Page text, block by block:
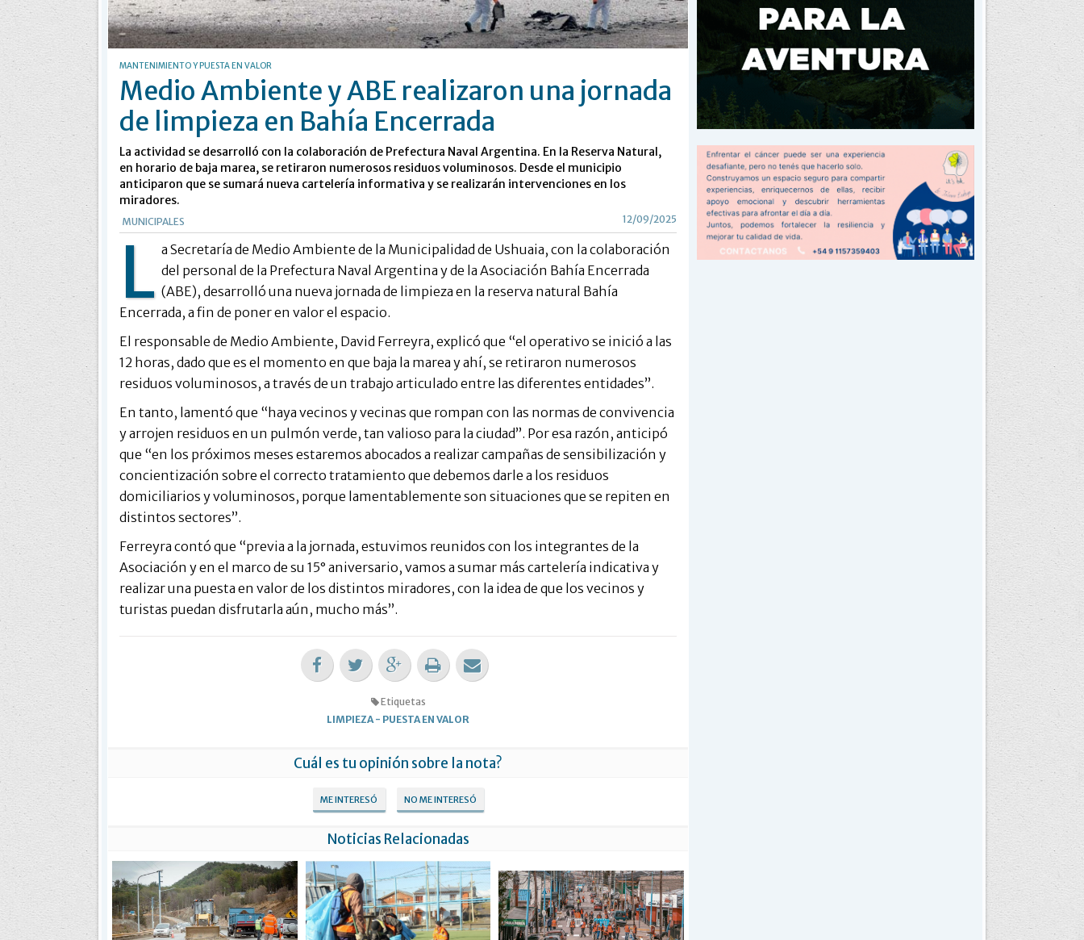
MANTENIMIENTO Y PUESTA EN VALOR
Medio Ambiente y ABE realizaron una jornada
de limpieza en Bahía Encerrada
La actividad se desarrolló con la colaboración de Prefectura Naval Argentina. En la Reserva Natural,
en horario de baja marea, se retiraron numerosos residuos voluminosos. Desde el municipio
anticiparon que se sumará nueva cartelería informativa y se realizarán intervenciones en los
miradores.
MUNICIPALES 12/09/2025
L a Secretaría de Medio Ambiente de la Municipalidad de Ushuaia, con la colaboración
del personal de la Prefectura Naval Argentina y de la Asociación Bahía Encerrada
(ABE), desarrolló una nueva jornada de limpieza en la reserva natural Bahía
Encerrada, a fin de poner en valor el espacio.
El responsable de Medio Ambiente, David Ferreyra, explicó que “el operativo se inició a las
12 horas, dado que es el momento en que baja la marea y ahí, se retiraron numerosos
residuos voluminosos, a través de un trabajo articulado entre las diferentes entidades”.
En tanto, lamentó que “haya vecinos y vecinas que rompan con las normas de convivencia
y arrojen residuos en un pulmón verde, tan valioso para la ciudad”. Por esa razón, anticipó
que “en los próximos meses estaremos abocados a realizar campañas de sensibilización y
concientización sobre el correcto tratamiento que debemos darle a los residuos
domiciliarios y voluminosos, porque lamentablemente son situaciones que se repiten en
distintos sectores”.
Ferreyra contó que “previa a la jornada, estuvimos reunidos con los integrantes de la
Asociación y en el marco de su 15° aniversario, vamos a sumar más cartelería indicativa y
realizar una puesta en valor de los distintos miradores, con la idea de que los vecinos y
turistas puedan disfrutarla aún, mucho más”.
Etiquetas
LIMPIEZA - PUESTA EN VALOR
Cuál es tu opinión sobre la nota?
ME INTERESÓ NO ME INTERESÓ
Noticias Relacionadas